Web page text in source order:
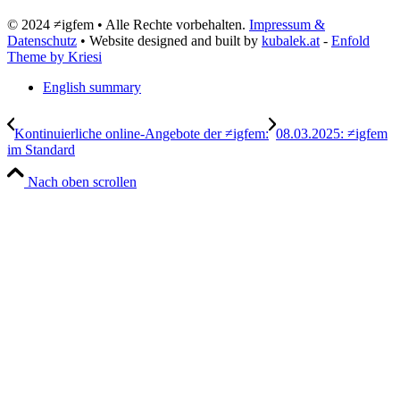
© 2024 ≠igfem • Alle Rechte vorbehalten. Impressum &
Datenschutz • Website designed and built by kubalek.at - Enfold
Theme by Kriesi
English summary
Kontinuierliche online-Angebote der ≠igfem: 08.03.2025: ≠igfem
im Standard
Nach oben scrollen